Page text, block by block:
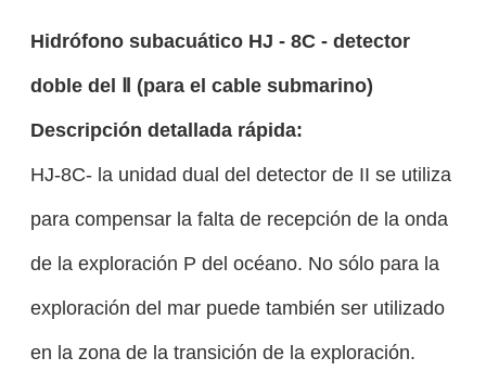
Hidrófono subacuático HJ - 8C - detector
doble del Ⅱ (para el cable submarino)
Descripción detallada rápida:
HJ-8C- la unidad dual del detector de II se utiliza
para compensar la falta de recepción de la onda
de la exploración P del océano. No sólo para la
exploración del mar puede también ser utilizado
en la zona de la transición de la exploración.